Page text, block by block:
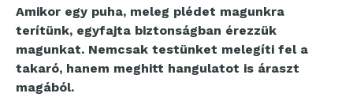
Amikor egy puha, meleg plédet magunkra
terítünk, egyfajta biztonságban érezzük
magunkat. Nemcsak testünket melegíti fel a
takaró, hanem meghitt hangulatot is áraszt
magából.